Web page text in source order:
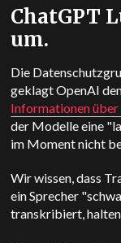
ChatGPT
um.
Die
geklagtOpenAI
Informationen über
der Modelle eine
im Moment nicht
Wir wissen, dass
ein Sprecher
transkribiert, halten